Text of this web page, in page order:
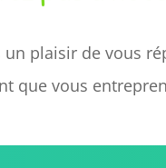
plaisir de vous
que vous